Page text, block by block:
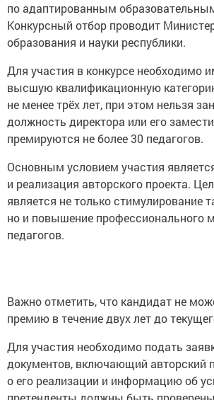
по адаптированным
Конкурсный отбор проводит
образования и науки республики.
Для участия в конкурсе необходимо
высшую квалификационную
не менее трёх лет, при этом нельзя
должность директора или его
премируются не более 30 педагогов.
Основным условием участия
и реализация авторского проекта.
является не только стимулирование
но и повышение профессионального
педагогов.
Важно отметить, что кандидат не
премию в течение двух лет до
Для участия необходимо подать
документов, включающий авторский
о его реализации и информацию об